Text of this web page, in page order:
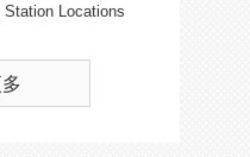
Station Locations